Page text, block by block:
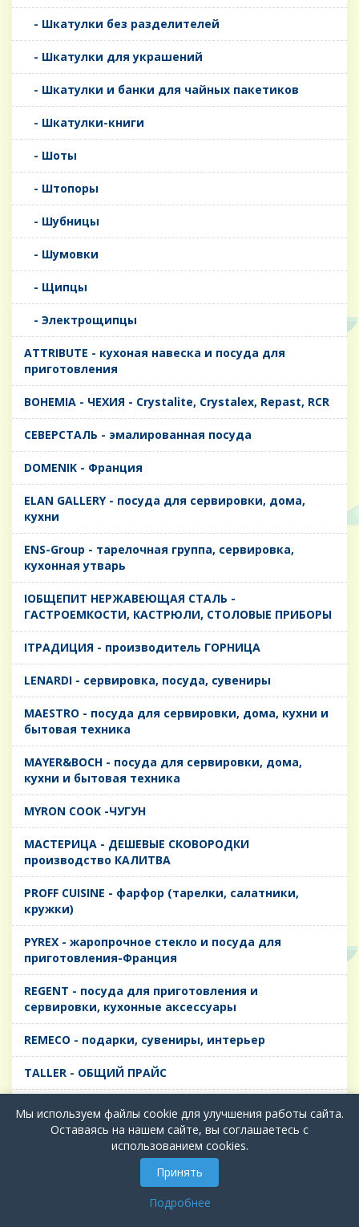
- Шкатулки без разделителей
- Шкатулки для украшений
- Шкатулки и банки для чайных пакетиков
- Шкатулки-книги
- Шоты
- Штопоры
- Шубницы
- Шумовки
- Щипцы
- Электрощипцы
ATTRIBUTE - кухоная навеска и посуда для
приготовления
BOHEMIA - ЧЕХИЯ - Crystalite, Crystalex, Repast, RCR
CЕВЕРСТАЛЬ - эмалированная посуда
DOMENIK - Франция
ELAN GALLERY - посуда для сервировки, дома,
кухни
ENS-Group - тарелочная группа, сервировка,
кухонная утварь
IОБЩЕПИТ НЕРЖАВЕЮЩАЯ СТАЛЬ -
ГАСТРОЕМКОСТИ, КАСТРЮЛИ, СТОЛОВЫЕ ПРИБОРЫ
IТРАДИЦИЯ - производитель ГОРНИЦА
LENARDI - сервировка, посуда, сувениры
MAESTRO - посуда для сервировки, дома, кухни и
бытовая техника
MAYER&BOCH - посуда для сервировки, дома,
кухни и бытовая техника
MYRON COOK -ЧУГУН
MАСТЕРИЦА - ДЕШЕВЫЕ СКОВОРОДКИ
производство КАЛИТВА
PROFF CUISINE - фарфор (тарелки, салатники,
кружки)
PYREX - жаропрочное стекло и посуда для
приготовления-Франция
REGENT - посуда для приготовления и
сервировки, кухонные аксессуары
REMECO - подарки, сувениры, интерьер
TALLER - ОБЩИЙ ПРАЙС
TIMA - посуда для приготовления и сервировки,
кухонные аксессуары
БИОСТАЛЬ - ТЕРМОСА
Мы используем файлы cookie для улучшения работы сайта.
Оставаясь на нашем сайте, вы соглашаетесь с
использованием cookies.
Принять
Подробнее